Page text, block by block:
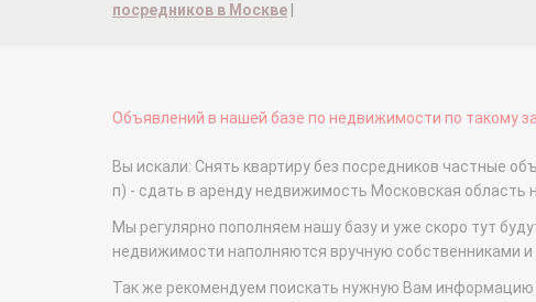
посредников в Москве
Объявлений в нашей базе по недвижимости по такому
Вы искали: Снять квартиру без посредников частные
п) - сдать в аренду недвижимость Московская
Мы регулярно пополняем нашу базу и уже скоро тут
недвижимости наполняются вручную собственниками
Так же рекомендуем поискать нужную Вам информацию